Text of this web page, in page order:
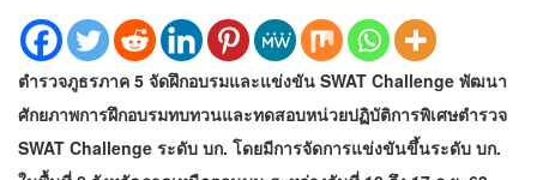
ตำรวจภูธรภาค 5 จัดฝึกอบรมและแข่งขัน SWAT Challenge พัฒนา
ศักยภาพการฝึกอบรมทบทวนและทดสอบหน่วยปฏิบัติการพิเศษตำรวจ
SWAT Challenge ระดับ บก. โดยมีการจัดการแข่งขันขึ้นระดับ บก.